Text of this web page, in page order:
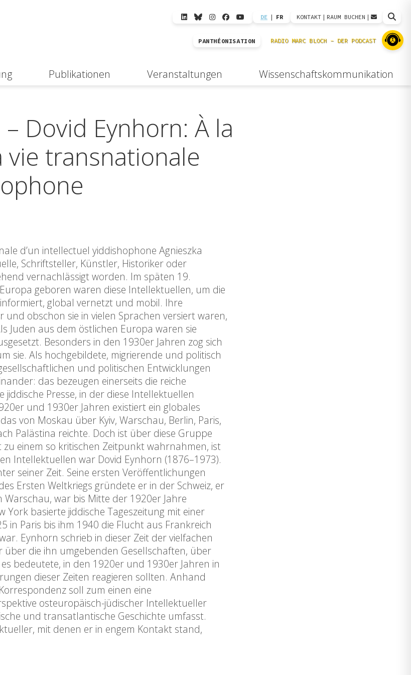
DE | FR KONTAKT | RAUM BUCHEN |
PANTHÉONISATION
Publikationen Veranstaltungen Wissenschaftskommunikation
Dovid Eynhorn: À la
transnationale
d’un intellectuel yiddishophone Agnieszka
Schriftsteller, Künstler, Historiker oder
vernachlässigt worden. Im späten 19.
geboren waren diese Intellektuellen, um die
global vernetzt und mobil. Ihre
obschon sie in vielen Sprachen versiert waren,
Juden aus dem östlichen Europa waren sie
Besonders in den 1930er Jahren zog sich
sie. Als hochgebildete, migrierende und politisch
und politischen Entwicklungen
das bezeugen einerseits die reiche
Presse, in der diese Intellektuellen
und 1930er Jahren existiert ein globales
von Moskau über Kyiv, Warschau, Berlin, Paris,
Palästina reichte. Doch ist über diese Gruppe
einem so kritischen Zeitpunkt wahrnahmen, ist
Intellektuellen war Dovid Eynhorn (1876–1973).
seiner Zeit. Seine ersten Veröffentlichungen
Ersten Weltkriegs gründete er in der Schweiz, er
war bis Mitte der 1920er Jahre
basierte jiddische Tageszeitung mit einer
in Paris bis ihm 1940 die Flucht aus Frankreich
Eynhorn schrieb in dieser Zeit der vielfachen
die ihn umgebenden Gesellschaften, über
bedeutete, in den 1920er und 1930er Jahren in
dieser Zeiten reagieren sollten. Anhand
soll zum einen eine
osteuropäisch-jüdischer Intellektueller
und transatlantische Geschichte umfasst.
mit denen er in engem Kontakt stand,